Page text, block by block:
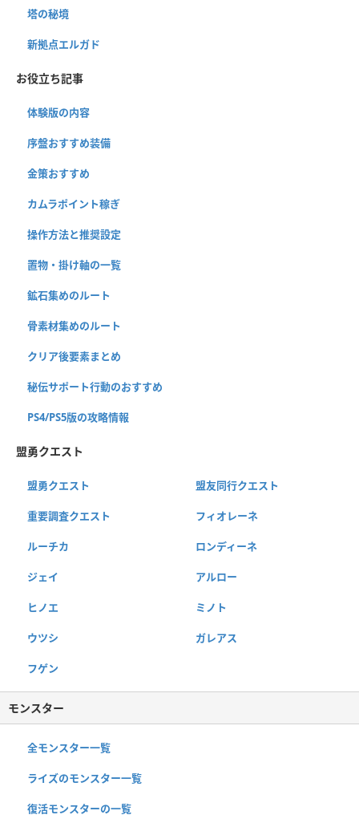
塔の秘境
新拠点エルガド
お役立ち記事
体験版の内容
序盤おすすめ装備
金策おすすめ
カムラポイント稼ぎ
操作方法と推奨設定
置物・掛け軸の一覧
鉱石集めのルート
骨素材集めのルート
クリア後要素まとめ
秘伝サポート行動のおすすめ
PS4/PS5版の攻略情報
盟勇クエスト
盟勇クエスト 盟友同行クエスト
重要調査クエスト フィオレーネ
ルーチカ ロンディーネ
ジェイ アルロー
ヒノエ ミノト
ウツシ ガレアス
フゲン
モンスター
全モンスター一覧
ライズのモンスター一覧
復活モンスターの一覧